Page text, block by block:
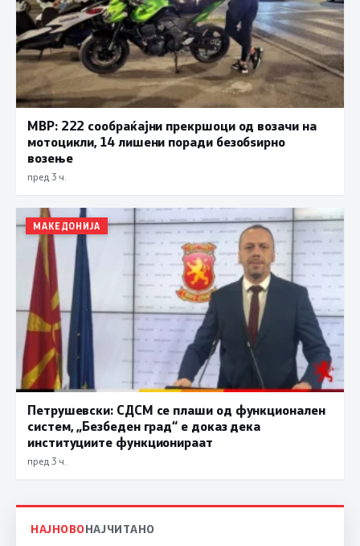
МВР: 222 сообраќајни прекршоци од возачи на
мотоцикли, 14 лишени поради безобѕирно
возење
пред 3 ч.
МАКЕДОНИЈА
Петрушевски: СДСМ се плаши од функционален
систем, „Безбеден град“ е доказ дека
институциите функционираат
пред 3 ч.
НАЈНОВОНАЈЧИТАНО